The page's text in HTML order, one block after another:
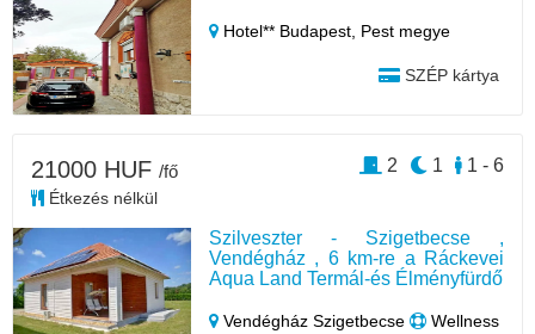
Hotel** Budapest, Pest megye
SZÉP kártya
Szilveszter - Szigetbecse ,
Vendégház , 6 km-re a Ráckevei
Aqua Land Termál-és Élményfürdő
Vendégház Szigetbecse
Wellness
21000 HUF /fő
Étkezés nélkül
1 - 6
1
2